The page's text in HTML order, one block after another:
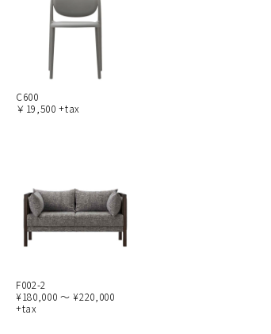
C600
￥19,500 +tax
F002-2
¥180,000 ～ ¥220,000
+tax